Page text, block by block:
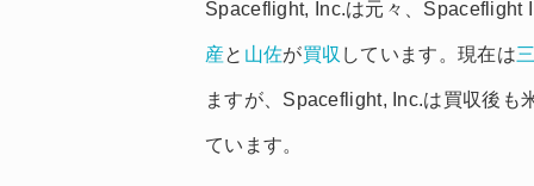
Spaceflight, Inc.は元々、Spaceflight
産と 山佐が買収 しています。現在は
ますが、Spaceflight, Inc.は買収後も
ています。